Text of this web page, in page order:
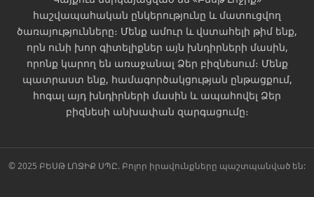
հաշվապահական ընկերությունը և մատուցվող
ծառայությունները։ Մենք ամուր և վստահելի թիմ ենք,
որն ունի խոր գիտելիքներ այն խնդիրների մասին,
որոնք կարող են առաջանալ Ձեր բիզնեսում։ Մենք
պատրաստ ենք, համագործակցության ընթացքում,
հոգալ այդ խնդիրների մասին և ապահովել Ձեր
բիզնեսի անխափան զարգացումը։
© 2025 ԲԵՍԹ ԼՈՋԻՔ ՍՊԸ. Բոլոր իրավունքները պաշտպանված են: